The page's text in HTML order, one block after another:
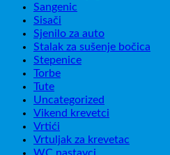
Sangenic
Sisači
Sjenilo za auto
Stalak za sušenje bočica
Stepenice
Torbe
Tute
Uncategorized
Vikend krevetci
Vrtići
Vrtuljak za krevetac